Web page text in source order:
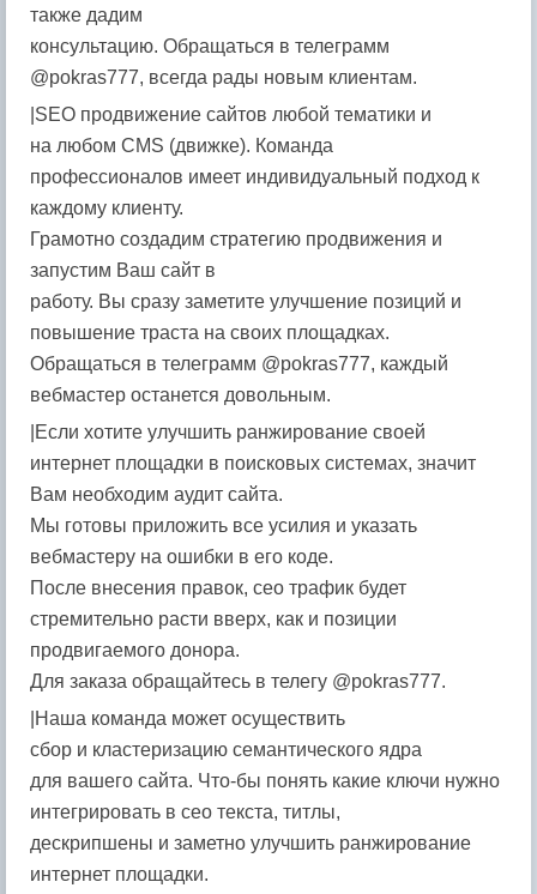
также дадим
консультацию. Обращаться в телеграмм
@pokras777, всегда рады новым клиентам.
|SEO продвижение сайтов любой тематики и
на любом CMS (движке). Команда
профессионалов имеет индивидуальный подход к
каждому клиенту.
Грамотно создадим стратегию продвижения и
запустим Ваш сайт в
работу. Вы сразу заметите улучшение позиций и
повышение траста на своих площадках.
Обращаться в телеграмм @pokras777, каждый
вебмастер останется довольным.
|Если хотите улучшить ранжирование своей
интернет площадки в поисковых системах, значит
Вам необходим аудит сайта.
Мы готовы приложить все усилия и указать
вебмастеру на ошибки в его коде.
После внесения правок, сео трафик будет
стремительно расти вверх, как и позиции
продвигаемого донора.
Для заказа обращайтесь в телегу @pokras777.
|Наша команда может осуществить
сбор и кластеризацию семантического ядра
для вашего сайта. Что-бы понять какие ключи нужно
интегрировать в сео текста, титлы,
дескрипшены и заметно улучшить ранжирование
интернет площадки.